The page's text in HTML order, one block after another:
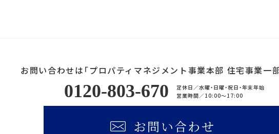
お問い合わせは「プロパティマネジメント事業本部 住宅事業一
0120-803-670 定休日／水曜・日曜・祝日・年末年始
営業時間／10:00〜17:00
お問い合わせ